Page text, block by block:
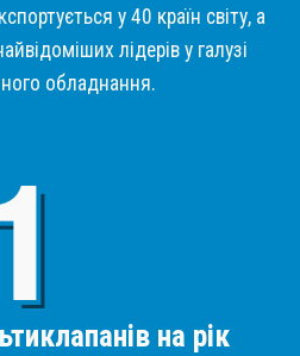
у 40 країн світу, а
лідерів у галузі
обладнання.
на рік